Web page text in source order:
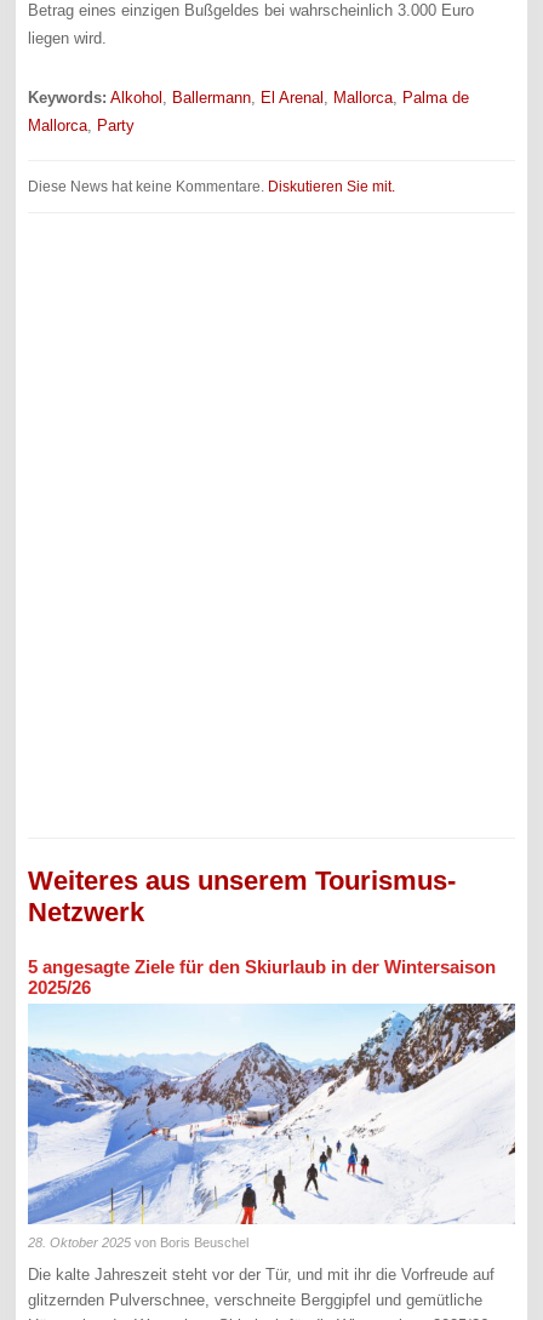
Betrag eines einzigen Bußgeldes bei wahrscheinlich 3.000 Euro
liegen wird.
Keywords: Alkohol , Ballermann, El Arenal , Mallorca, Palma de
Mallorca, Party
Diese News hat keine Kommentare. Diskutieren Sie mit.
Weiteres aus unserem Tourismus-
Netzwerk
5 angesagte Ziele für den Skiurlaub in der Wintersaison
2025/26
28. Oktober 2025 von Boris Beuschel
Die kalte Jahreszeit steht vor der Tür, und mit ihr die Vorfreude auf
glitzernden Pulverschnee, verschneite Berggipfel und gemütliche